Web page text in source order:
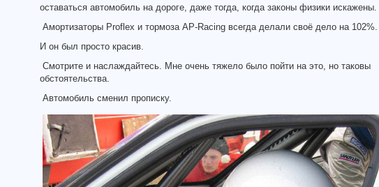
оставаться автомобиль на дороге, даже тогда, когда законы физики искажены.
Амортизаторы Proflex и тормоза AP-Racing всегда делали своё дело на 102%.
И он был просто красив.
Смотрите и наслаждайтесь. Мне очень тяжело было пойти на это, но таковы
обстоятельства.
Автомобиль сменил прописку.